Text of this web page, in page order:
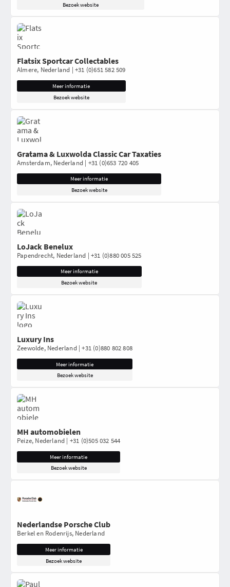
Bezoek website
Flatsix Sportcar Collectables
Almere, Nederland | +31 (0)651 582 509
Meer informatie
Bezoek website
Gratama & Luxwolda Classic Car Taxaties
Amsterdam, Nederland | +31 (0)653 720 405
Meer informatie
Bezoek website
LoJack Benelux
Papendrecht, Nederland | +31 (0)880 005 525
Meer informatie
Bezoek website
Luxury Ins
Zeewolde, Nederland | +31 (0)880 802 808
Meer informatie
Bezoek website
MH automobielen
Peize, Nederland | +31 (0)505 032 544
Meer informatie
Bezoek website
Nederlandse Porsche Club
Berkel en Rodenrijs, Nederland
Meer informatie
Bezoek website